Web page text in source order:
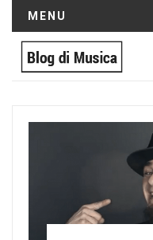
MENU